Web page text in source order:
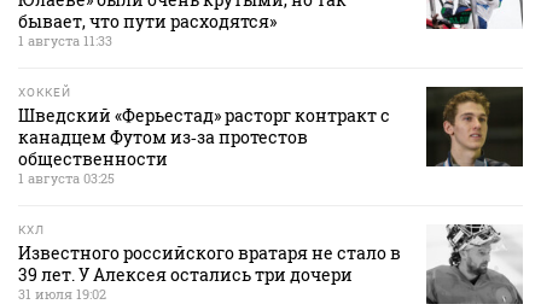
бывает, что пути расходятся»
1 августа 11:33
ХОККЕЙ
Шведский «Ферьестад» расторг контракт с
канадцем Футом из‑за протестов
общественности
1 августа 03:25
КХЛ
Известного российского вратаря не стало в
39 лет. У Алексея остались три дочери
31 июля 19:02